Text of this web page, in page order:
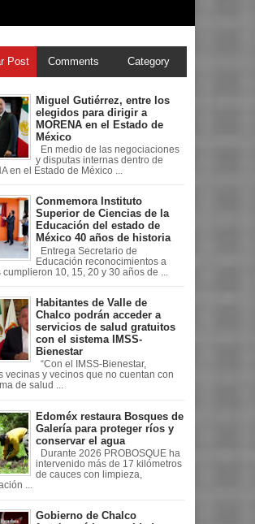
Post Comments Category
Miguel Gutiérrez, entre los
elegidos para dirigir a
MORENA en el Estado de
México
En medio de las negociaciones
y disputas internas dentro de
en el Estado de México ...
Conmemora Instituto
Superior de Ciencias de la
Educación del estado de
México 40 años de historia
Entrega Secretario de
Educación reconocimientos a
10, 15, 20 y 30 años de ...
Habitantes de Valle de
Chalco podrán acceder a
servicios de salud gratuitos
con el sistema IMSS-
Bienestar
“Con el IMSS-Bienestar,
vecinas y vecinos que no cuentan con
de salud ...
Edoméx restaura Bosques de
Galería para proteger ríos y
conservar el agua
Durante 2026 PROBOSQUE ha
intervenido más de 17 kilómetros
de cauces con limpieza,
...
Gobierno de Chalco